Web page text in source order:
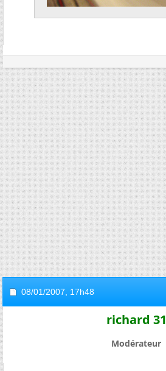
08/01/2007, 17h48
richard 31
Modérateur